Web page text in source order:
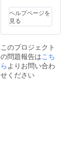
チケッ
ト発送
後お早
めにご
ださい
ませ。
ヘルプページを
見る
このプロジェクト
の問題報告はこち
らよりお問い合わ
せください